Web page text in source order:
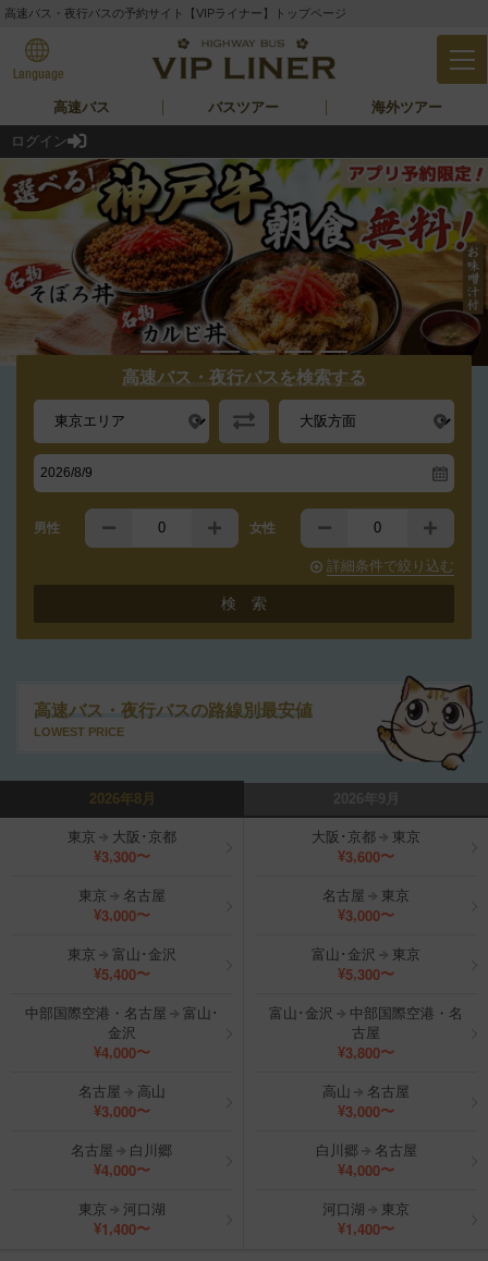
高速バス・夜行バスの予約サイト【VIPライナー】トップページ
Language
ประเทศไทย
―翻訳について―
ログイン
高速バス バスツアー 海外ツアー
高速バス・夜行バスを検索する
男性 女性
詳細条件で絞り込む
高速バス・夜行バスの路線別最安値
LOWEST PRICE
2026年8月
東京
大阪･京都
¥3,300〜
大阪･京都
東京
¥3,600〜
東京
名古屋
¥3,000〜
名古屋
東京
¥3,000〜
東京
富山･金沢
¥5,400〜
富山･金沢
東京
¥5,300〜
中部国際空港・名古屋
富山･
金沢
¥4,000〜
富山･金沢
中部国際空港・名
古屋
¥3,800〜
名古屋
高山
¥3,000〜
高山
名古屋
¥3,000〜
名古屋
白川郷
¥4,000〜
白川郷
名古屋
¥4,000〜
東京
河口湖
¥1,400〜
河口湖
東京
¥1,400〜